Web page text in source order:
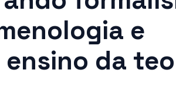
e
da